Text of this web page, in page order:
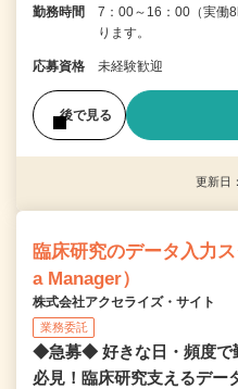
勤務時間
7：00～16：00（実働
ります。
応募資格 未経験歓迎
後で見る
更新日
臨床研究のデータ入力
a Manager）
株式会社アクセライズ・サイト
業務委託
◆急募◆ 好きな日・頻度で
必見！臨床研究支えるデー